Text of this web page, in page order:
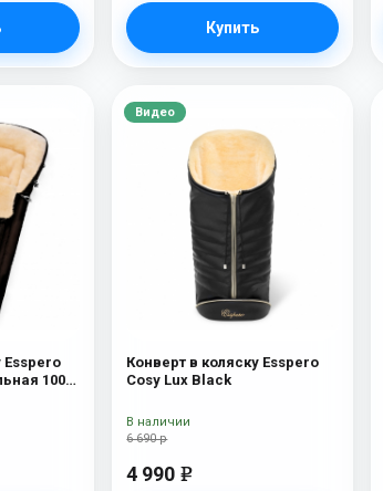
Купить
Esspero
100%
Видео
Конверт в коляску Esspero
Cosy Lux Black
6 690 р
4 990 e
В наличии